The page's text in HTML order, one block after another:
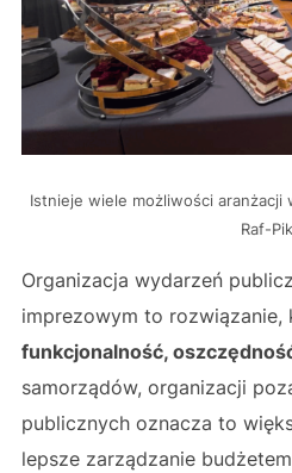
Istnieje wiele możliwości aranżacji
Raf-Pik
Organizacja wydarzeń
imprezowym to rozwiązanie,
funkcjonalność,
samorządów, organizacji
publicznych oznacza to
lepsze zarządzanie